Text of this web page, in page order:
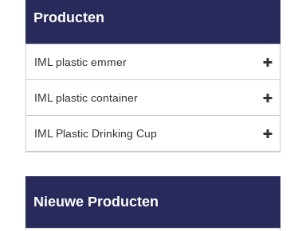
Producten
IML plastic emmer
IML plastic container
IML Plastic Drinking Cup
Nieuwe Producten